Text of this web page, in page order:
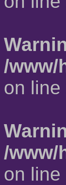
/www/
on line
/www/
on line